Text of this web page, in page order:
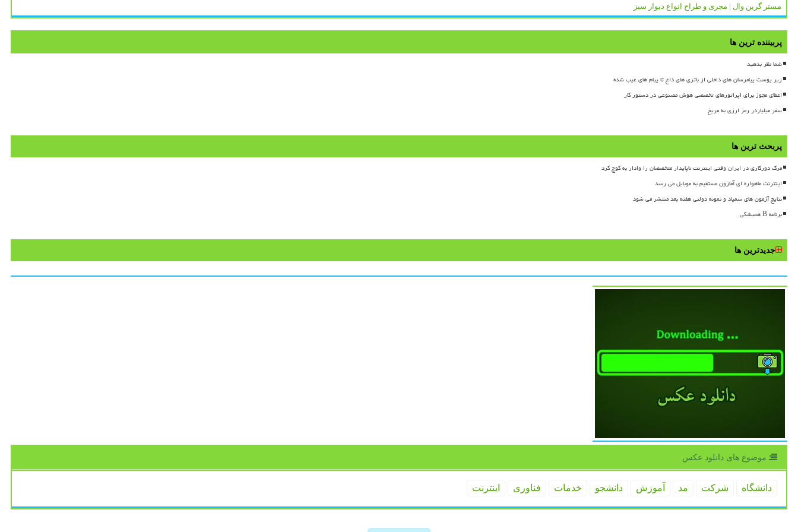
مستر گرین وال | مجری و طراح انواع دیوار سبز
پربیننده ترین ها
شما نظر بدهید
زیر پوست پیامرسان های داخلی از باتری های داغ تا پیام های غیب شده
اعطای مجوز برای اپراتورهای تخصصی هوش مصنوعی در دستور کار
سفر میلیاردر رمز ارزی به مریخ
پربحث ترین ها
مرگ دورکاری در ایران وقتی اینترنت ناپایدار متخصصان را وادار به کوچ کرد
اینترنت ماهواره ای آمازون مستقیم به موبایل می رسد
نتایج آزمون های سمپاد و نمونه دولتی هفته بعد منتشر می شود
برنامه B همیشگی
جدیدترین ها
موضوع های دانلود عكس
دانشگاه شركت مد آموزش دانشجو خدمات فناوری اینترنت